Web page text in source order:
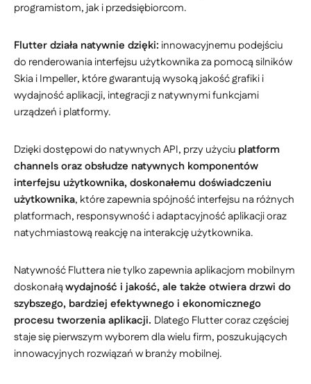
programistom, jak i przedsiębiorcom.
Flutter działa natywnie dzięki: innowacyjnemu podejściu
do renderowania interfejsu użytkownika za pomocą silników
Skia i Impeller, które gwarantują wysoką jakość grafiki i
wydajność aplikacji, integracji z natywnymi funkcjami
urządzeń i platformy.
Dzięki dostępowi do natywnych API, przy użyciu platform
channels oraz obsłudze natywnych komponentów
interfejsu użytkownika, doskonałemu doświadczeniu
użytkownika, które zapewnia spójność interfejsu na różnych
platformach, responsywność i adaptacyjność aplikacji oraz
natychmiastową reakcję na interakcję użytkownika.
Natywność Fluttera nie tylko zapewnia aplikacjom mobilnym
doskonałąwydajność i jakość, ale także otwiera drzwi do
szybszego, bardziej efektywnego i ekonomicznego
procesu tworzenia aplikacji. Dlatego Flutter coraz częściej
staje się pierwszym wyborem dla wielu firm, poszukujących
innowacyjnych rozwiązań w branży mobilnej.